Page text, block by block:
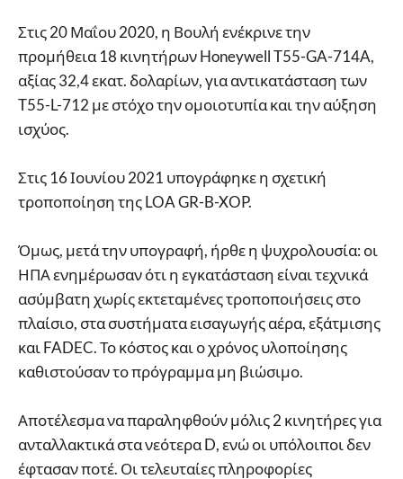
Στις 20 Μαΐου 2020, η Βουλή ενέκρινε την
προμήθεια 18 κινητήρων Honeywell T55-GA-714A,
αξίας 32,4 εκατ. δολαρίων, για αντικατάσταση των
T55-L-712 με στόχο την ομοιοτυπία και την αύξηση
ισχύος.
Στις 16 Ιουνίου 2021 υπογράφηκε η σχετική
τροποποίηση της LOA GR-B-XOP.
Όμως, μετά την υπογραφή, ήρθε η ψυχρολουσία: οι
ΗΠΑ ενημέρωσαν ότι η εγκατάσταση είναι τεχνικά
ασύμβατη χωρίς εκτεταμένες τροποποιήσεις στο
πλαίσιο, στα συστήματα εισαγωγής αέρα, εξάτμισης
και FADEC. Το κόστος και ο χρόνος υλοποίησης
καθιστούσαν το πρόγραμμα μη βιώσιμο.
Αποτέλεσμα να παραληφθούν μόλις 2 κινητήρες για
ανταλλακτικά στα νεότερα D, ενώ οι υπόλοιποι δεν
έφτασαν ποτέ. Οι τελευταίες πληροφορίες